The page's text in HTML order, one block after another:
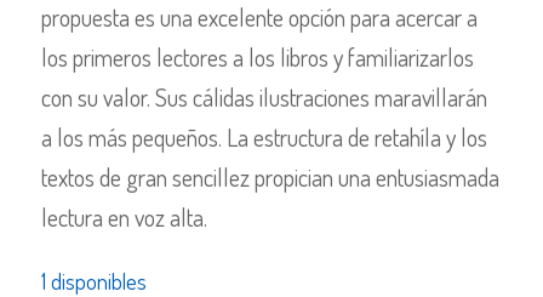
propuesta es una excelente opción para acercar a
los primeros lectores a los libros y familiarizarlos
con su valor. Sus cálidas ilustraciones maravillarán
a los más pequeños. La estructura de retahíla y los
textos de gran sencillez propician una entusiasmada
lectura en voz alta.
1 disponibles